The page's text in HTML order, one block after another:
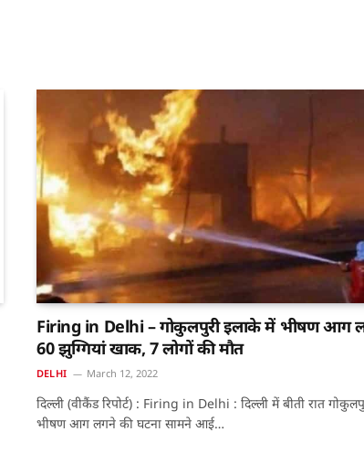
Firing in Delhi – गोकुलपुरी इलाके में भीषण आग
60 झुग्गियां खाक, 7 लोगों की मौत
DELHI March 12, 2022
दिल्ली (वीकैंड रिपोर्ट) : Firing in Delhi : दिल्ली में बीती रात
भीषण आग लगने की घटना सामने आई…